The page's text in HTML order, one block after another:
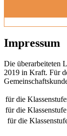
Impressum
Die überarbeiteten
2019 in Kraft. Für
für die
für die
für die